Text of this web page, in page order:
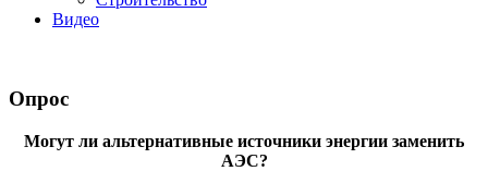
Видео
Опрос
Могут ли альтернативные источники энергии заменить
АЭС?